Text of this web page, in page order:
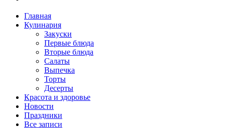
Главная
Кулинария
Закуски
Первые блюда
Вторые блюда
Салаты
Выпечка
Торты
Десерты
Красота и здоровье
Новости
Праздники
Все записи